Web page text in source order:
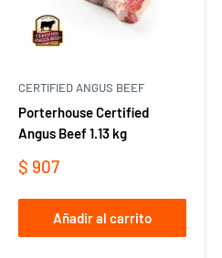
CERTIFIED ANGUS BEEF
Porterhouse Certified
Angus Beef 1.13 kg
Precio
venta
$ 907
Añadir al carrito